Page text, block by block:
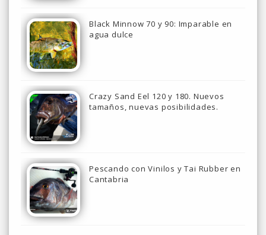
Black Minnow 70 y 90: Imparable en
agua dulce
Crazy Sand Eel 120 y 180. Nuevos
tamaños, nuevas posibilidades.
Pescando con Vinilos y Tai Rubber en
Cantabria